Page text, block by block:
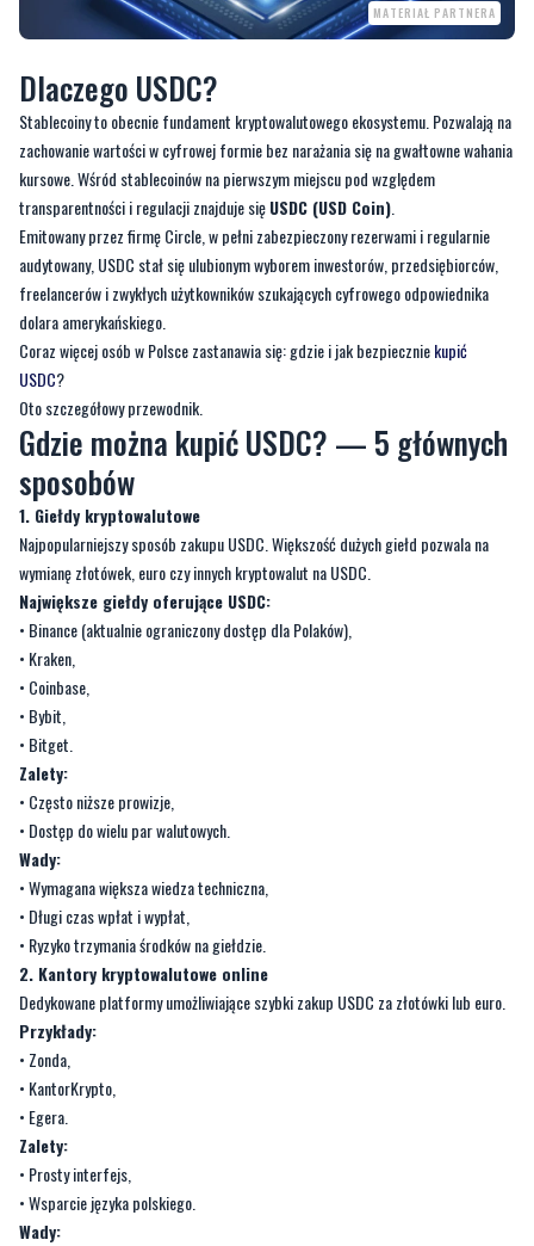
MATERIAŁ PARTNERA
Dlaczego USDC?
Stablecoiny to obecnie fundament kryptowalutowego ekosystemu. Pozwalają na
zachowanie wartości w cyfrowej formie bez narażania się na gwałtowne wahania
kursowe. Wśród stablecoinów na pierwszym miejscu pod względem
transparentności i regulacji znajduje sięUSDC (USD Coin)
Emitowany przez firmę Circle, w pełni zabezpieczony rezerwami i regularnie
audytowany, USDC stał się ulubionym wyborem inwestorów, przedsiębiorców,
freelancerów i zwykłych użytkowników szukających cyfrowego odpowiednika
dolara amerykańskiego.
Coraz więcej osób w Polsce zastanawia się: gdzie i jak bezpieczniekupić
USDC?
Oto szczegółowy przewodnik.
Gdzie można kupić USDC? — 5 głównych
sposobów
1. Giełdy kryptowalutowe
Najpopularniejszy sposób zakupu USDC. Większość dużych giełd pozwala na
wymianę złotówek, euro czy innych kryptowalut na USDC.
Największe giełdy oferujące USDC:
• Binance (aktualnie ograniczony dostęp dla Polaków),
• Kraken,
• Coinbase,
• Bybit,
• Bitget.
Zalety:
• Często niższe prowizje,
• Dostęp do wielu par walutowych.
Wady:
• Wymagana większa wiedza techniczna,
• Długi czas wpłat i wypłat,
• Ryzyko trzymania środków na giełdzie.
2. Kantory kryptowalutowe online
Dedykowane platformy umożliwiające szybki zakup USDC za złotówki lub euro.
Przykłady:
• Zonda,
• KantorKrypto,
• Egera.
Zalety:
• Prosty interfejs,
• Wsparcie języka polskiego.
Wady: